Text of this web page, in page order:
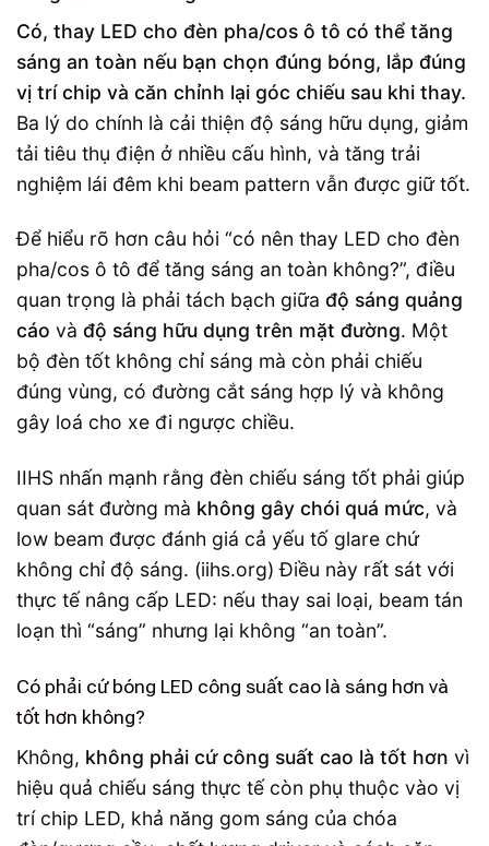
Có, thay LED cho đèn pha/cos ô tô có thể tăng
sáng an toàn nếu bạn chọn đúng bóng, lắp đúng
vị trí chip và căn chỉnh lại góc chiếu sau khi thay.
Ba lý do chính là cải thiện độ sáng hữu dụng, giảm
tải tiêu thụ điện ở nhiều cấu hình, và tăng trải
nghiệm lái đêm khi beam pattern vẫn được giữ tốt.
Để hiểu rõ hơn câu hỏi “có nên thay LED cho đèn
pha/cos ô tô để tăng sáng an toàn không?”, điều
quan trọng là phải tách bạch giữa độ sáng quảng
cáo và độ sáng hữu dụng trên mặt đường. Một
bộ đèn tốt không chỉ sáng mà còn phải chiếu
đúng vùng, có đường cắt sáng hợp lý và không
gây loá cho xe đi ngược chiều.
IIHS nhấn mạnh rằng đèn chiếu sáng tốt phải giúp
quan sát đường mà không gây chói quá mức, và
low beam được đánh giá cả yếu tố glare chứ
không chỉ độ sáng. (iihs.org) Điều này rất sát với
thực tế nâng cấp LED: nếu thay sai loại, beam tán
loạn thì “sáng” nhưng lại không “an toàn”.
Có phải cứ bóng LED công suất cao là sáng hơn và
tốt hơn không?
Không, không phải cứ công suất cao là tốt hơn vì
hiệu quả chiếu sáng thực tế còn phụ thuộc vào vị
trí chip LED, khả năng gom sáng của chóa